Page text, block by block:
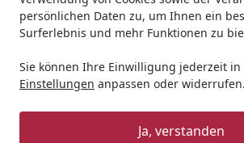
persönlichen Daten zu, um Ihnen ein
Surferlebnis und mehr Funktionen zu
Sie können Ihre Einwilligung jederzeit in
Einstellungen anpassen oder widerrufen.
Ja, verstanden